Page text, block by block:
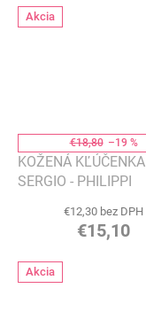
Akcia
€18,80 –19 %
KOŽENÁ KĽÚČENKA
SERGIO - PHILIPPI
€12,30 bez DPH
€15,10
Akcia